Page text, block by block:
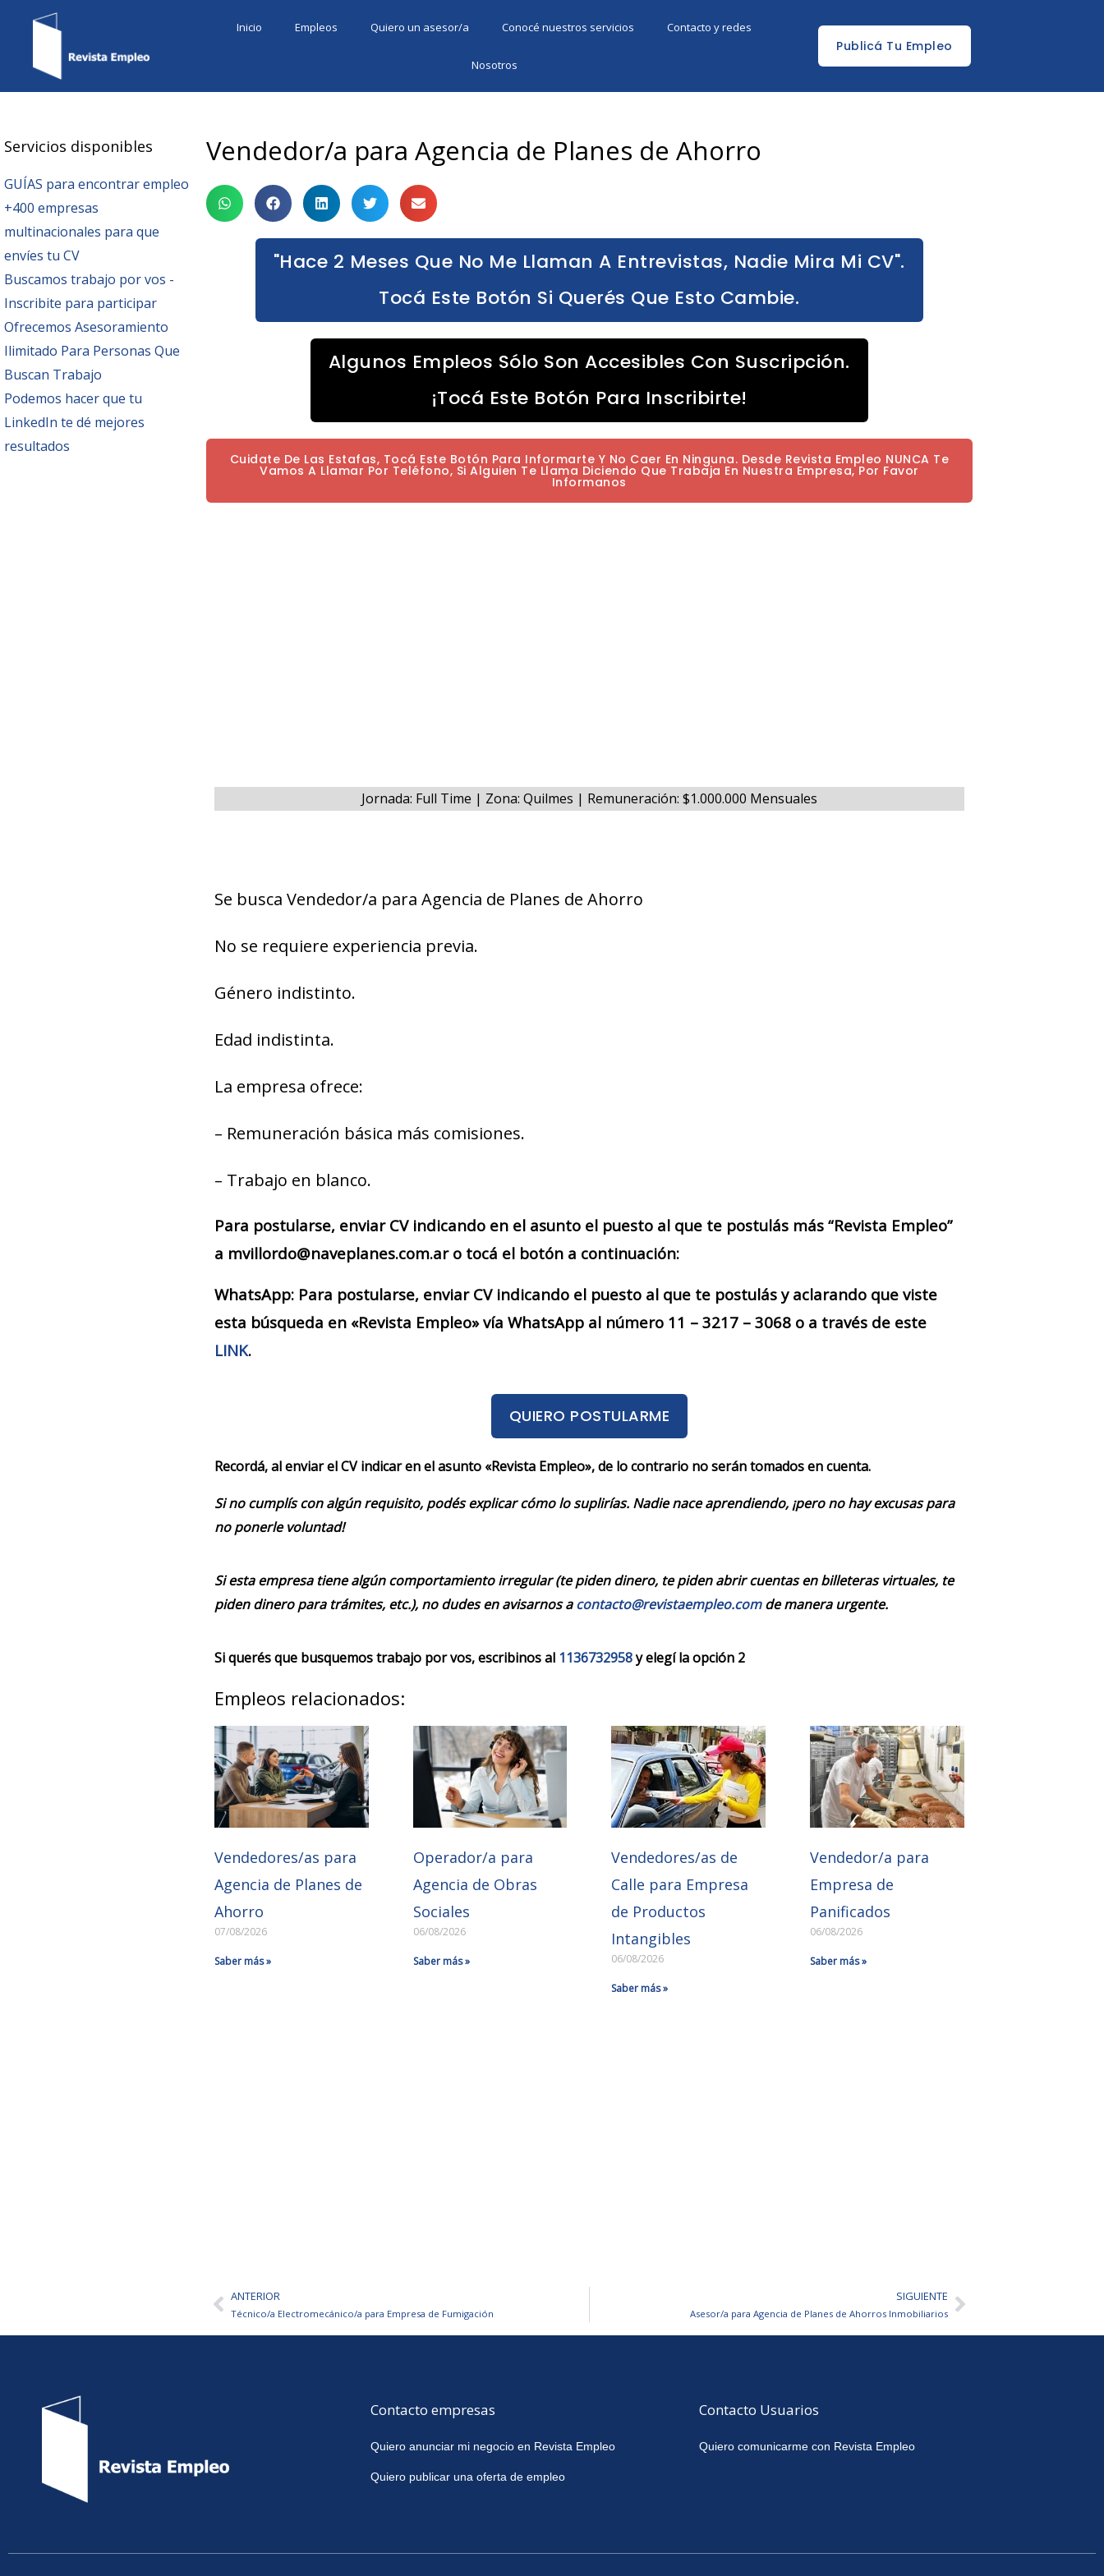
Inicio Empleos Quiero un asesor/a Conocé nuestros servicios Contacto y redes
Nosotros
Publicá Tu Empleo
Servicios disponibles
GUÍAS para encontrar empleo
+400 empresas
multinacionales para que
envíes tu CV
Buscamos trabajo por vos -
Inscribite para participar
Ofrecemos Asesoramiento
Ilimitado Para Personas Que
Buscan Trabajo
Podemos hacer que tu
LinkedIn te dé mejores
resultados
Vendedor/a para Agencia de Planes de Ahorro
"Hace 2 Meses Que No Me Llaman A Entrevistas, Nadie Mira Mi CV".
Tocá Este Botón Si Querés Que Esto Cambie.
Algunos Empleos Sólo Son Accesibles Con Suscripción.
¡Tocá Este Botón Para Inscribirte!
Cuidate De Las Estafas, Tocá Este Botón Para Informarte Y No Caer En Ninguna. Desde Revista Empleo NUNCA Te
Vamos A Llamar Por Teléfono, Si Alguien Te Llama Diciendo Que Trabaja En Nuestra Empresa, Por Favor
Informanos
Jornada: Full Time | Zona: Quilmes | Remuneración: $1.000.000 Mensuales
Se busca Vendedor/a para Agencia de Planes de Ahorro
No se requiere experiencia previa.
Género indistinto.
Edad indistinta.
La empresa ofrece:
– Remuneración básica más comisiones.
– Trabajo en blanco.
Para postularse, enviar CV indicando en el asunto el puesto al que te postulás más “Revista Empleo”
a mvillordo@naveplanes.com.ar o tocá el botón a continuación:
WhatsApp: Para postularse, enviar CV indicando el puesto al que te postulás y aclarando que viste
esta búsqueda en «Revista Empleo» vía WhatsApp al número 11 – 3217 – 3068 o a través de este
LINK.
QUIERO POSTULARME
Recordá, al enviar el CV indicar en el asunto «Revista Empleo», de lo contrario no serán tomados en cuenta.
Si no cumplís con algún requisito, podés explicar cómo lo suplirías. Nadie nace aprendiendo, ¡pero no hay excusas para
no ponerle voluntad!
Si esta empresa tiene algún comportamiento irregular (te piden dinero, te piden abrir cuentas en billeteras virtuales, te
piden dinero para trámites, etc.), no dudes en avisarnos acontacto@revistaempleo.comde manera urgente.
Si querés que busquemos trabajo por vos, escribinos al 1136732958y elegí la opción 2
Empleos relacionados:
Vendedores/as para
Agencia de Planes de
Ahorro
07/08/2026
Saber más »
Operador/a para
Agencia de Obras
Sociales
06/08/2026
Saber más »
Vendedores/as de
Calle para Empresa
de Productos
Intangibles
06/08/2026
Saber más »
Vendedor/a para
Empresa de
Panificados
06/08/2026
Saber más »
AntANTERIOR
Técnico/a Electromecánico/a para Empresa de Fumigación
SIGUIENTE
Asesor/a para Agencia de Planes de Ahorros InmobiliariosSiguiente
Contacto empresas
Quiero anunciar mi negocio en Revista Empleo
Quiero publicar una oferta de empleo
Contacto Usuarios
Quiero comunicarme con Revista Empleo